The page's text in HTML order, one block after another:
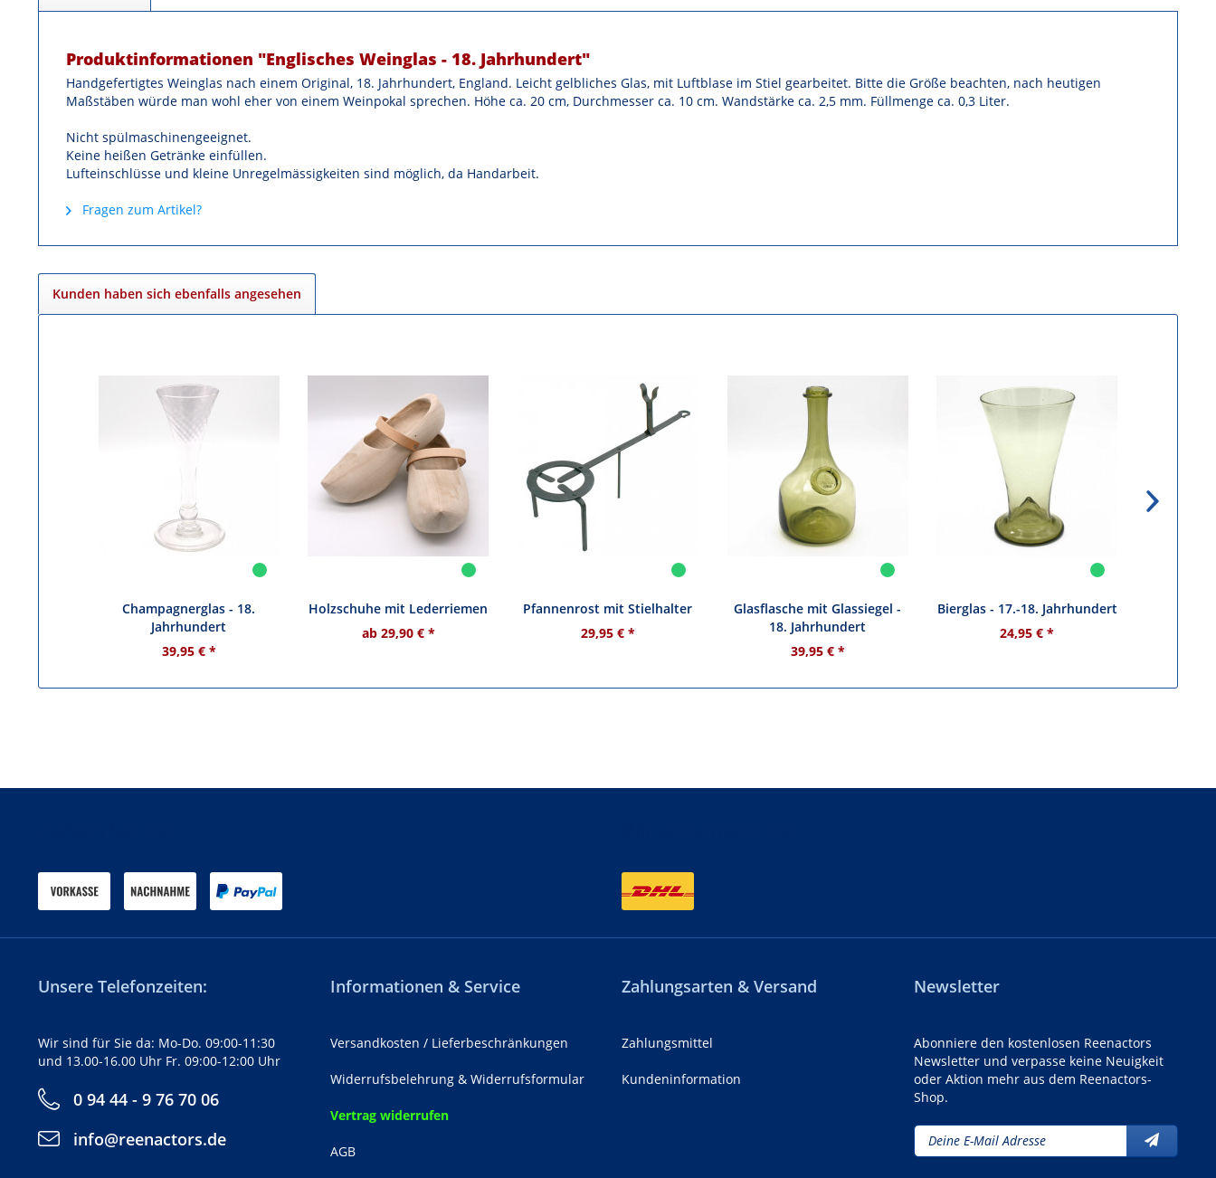
Produktinformationen "Englisches Weinglas - 18. Jahrhundert"
Handgefertigtes Weinglas nach einem Original, 18. Jahrhundert, England. Leicht gelbliches Glas, mit Luftblase im Stiel gearbeitet. Bitte die Größe beachten, nach heutigen
Maßstäben würde man wohl eher von einem Weinpokal sprechen. Höhe ca. 20 cm, Durchmesser ca. 10 cm. Wandstärke ca. 2,5 mm. Füllmenge ca. 0,3 Liter.
Nicht spülmaschinengeeignet.
Keine heißen Getränke einfüllen.
Lufteinschlüsse und kleine Unregelmässigkeiten sind möglich, da Handarbeit.
Fragen zum Artikel?
Kunden haben sich ebenfalls angesehen
Champagnerglas - 18.
Jahrhundert
39,95 € *
Holzschuhe mit Lederriemen
ab 29,90 € *
Pfannenrost mit Stielhalter
29,95 € *
Glasflasche mit Glassiegel -
18. Jahrhundert
39,95 € *
Bierglas - 17.-18. Jahrhundert
24,95 € *
Unsere Telefonzeiten:
Wir sind für Sie da: Mo-Do. 09:00-11:30
und 13.00-16.00 Uhr Fr. 09:00-12:00 Uhr
0 94 44 - 9 76 70 06
info@reenactors.de
Informationen & Service
Versandkosten / Lieferbeschränkungen
Widerrufsbelehrung & Widerrufsformular
Vertrag widerrufen
AGB
Zahlungsarten & Versand
Zahlungsmittel
Kundeninformation
Newsletter
Abonniere den kostenlosen Reenactors
Newsletter und verpasse keine Neuigkeit
oder Aktion mehr aus dem Reenactors-
Shop.